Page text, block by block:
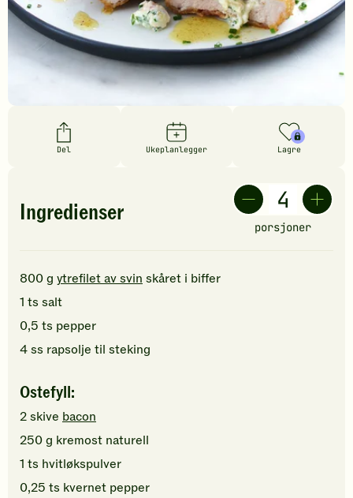
Del Ukeplanlegger Lagre
Ingredienser
porsjoner
800g ytrefilet av svin skåret i biffer
1 ts salt
0,5 ts pepper
4ss rapsolje til steking
Ostefyll:
2skive bacon
250g kremost naturell
1 ts hvitløkspulver
0,25 ts kvernet pepper